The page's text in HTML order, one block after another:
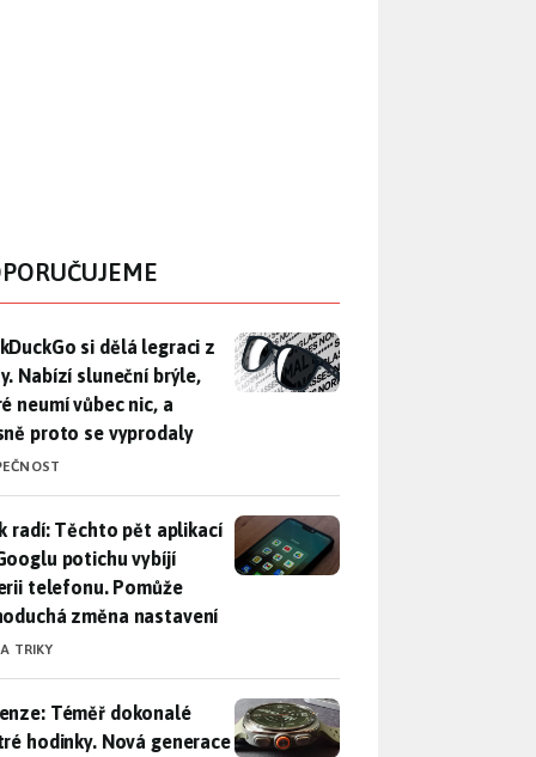
si dělá legraci z Mety. Nabízí sluneční brýle, které
si dělá legraci z
Nabízí sluneční brýle,
neumí vůbec nic, a
proto se vyprodaly
radí: Těchto pět aplikací od Googlu potichu vybíjí baterii
radí: Těchto pět aplikací
potichu vybíjí
telefonu. Pomůže
změna nastavení
TRIKY
Téměř dokonalé chytré hodinky. Nová generace
Téměř dokonalé
hodinky. Nová generace